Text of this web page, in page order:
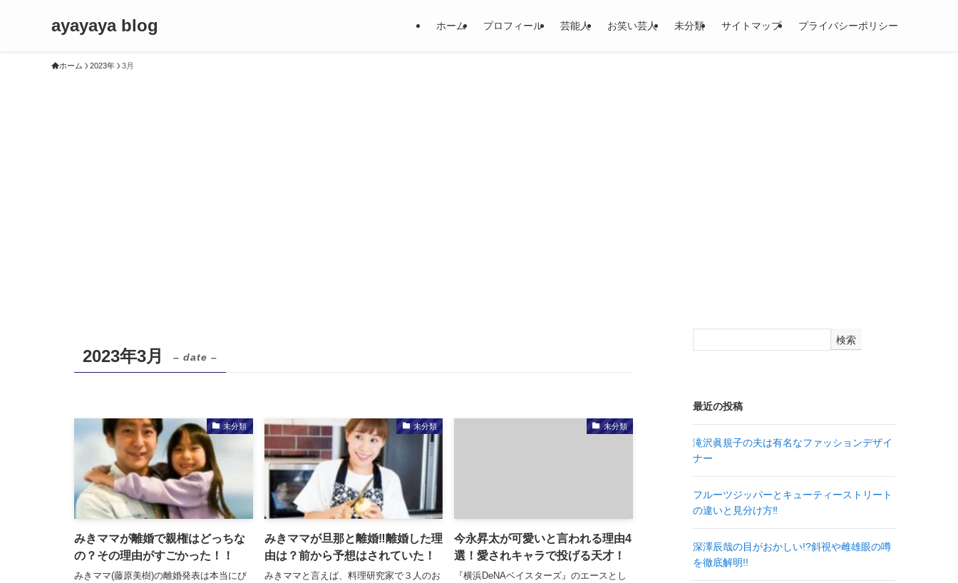
ayayaya blog ホーム プロフィール 芸能人 お笑い芸人 未分類 サイトマップ プライバシーポリシー
ホーム 2023年 3月
2023年3月 – date –
未分類
みきママが離婚で親権はどっちな
の？その理由がすごかった！！
みきママ(藤原美樹)の離婚発表は本当にび
未分類
みきママが旦那と離婚‼離婚した理
由は？前から予想はされていた！
みきママと言えば、料理研究家で３人のお
未分類
今永昇太が可愛いと言われる理由4
選！愛されキャラで投げる天才！
『横浜DeNAベイスターズ』のエースとし
検索
最近の投稿
滝沢眞規子の夫は有名なファッションデザイ
ナー
フルーツジッパーとキューティーストリート
の違いと見分け方‼
深澤辰哉の目がおかしい!?斜視や雌雄眼の噂
を徹底解明!!